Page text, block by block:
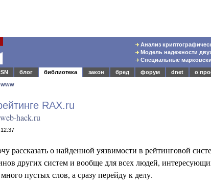
Анализ
Модель надежности
Специальные
блог библиотека закон бред форум dnet
о
www
RAX.ru
hack.ru
рассказать о найденной уязвимости в рейтинговой
других систем и вообще для всех людей,
пустых слов, а сразу перейду к делу.